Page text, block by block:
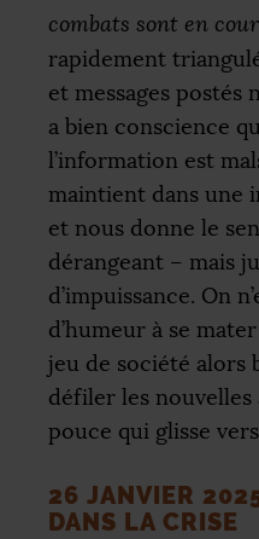
combats sont en
rapidement
et messages
a bien conscience
l’information est
maintient dans une
et nous donne le
dérangeant – mais
d’impuissance. On
d’humeur à se
jeu de société alors
défiler les
pouce qui glisse
26 JANVIER
DANS LA CRISE